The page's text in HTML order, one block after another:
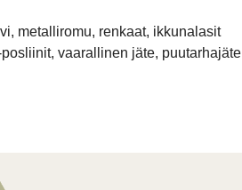
metalliromu, renkaat, ikkunalasit
vaarallinen jäte, puutarhajäte